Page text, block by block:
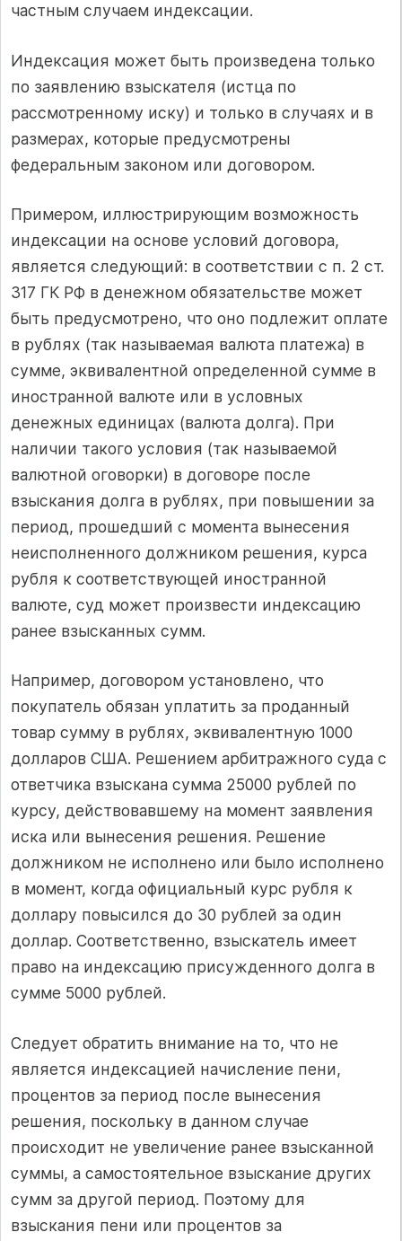
частным случаем индексации.
Индексация может быть произведена только
по заявлению взыскателя (истца по
рассмотренному иску) и только в случаях и в
размерах, которые предусмотрены
федеральным законом или договором.
Примером, иллюстрирующим возможность
индексации на основе условий договора,
является следующий: в соответствии с п. 2 ст.
317 ГК РФ в денежном обязательстве может
быть предусмотрено, что оно подлежит оплате
в рублях (так называемая валюта платежа) в
сумме, эквивалентной определенной сумме в
иностранной валюте или в условных
денежных единицах (валюта долга). При
наличии такого условия (так называемой
валютной оговорки) в договоре после
взыскания долга в рублях, при повышении за
период, прошедший с момента вынесения
неисполненного должником решения, курса
рубля к соответствующей иностранной
валюте, суд может произвести индексацию
ранее взысканных сумм.
Например, договором установлено, что
покупатель обязан уплатить за проданный
товар сумму в рублях, эквивалентную 1000
долларов США. Решением арбитражного суда с
ответчика взыскана сумма 25000 рублей по
курсу, действовавшему на момент заявления
иска или вынесения решения. Решение
должником не исполнено или было исполнено
в момент, когда официальный курс рубля к
доллару повысился до 30 рублей за один
доллар. Соответственно, взыскатель имеет
право на индексацию присужденного долга в
сумме 5000 рублей.
Следует обратить внимание на то, что не
является индексацией начисление пени,
процентов за период после вынесения
решения, поскольку в данном случае
происходит не увеличение ранее взысканной
суммы, а самостоятельное взыскание других
сумм за другой период. Поэтому для
взыскания пени или процентов за